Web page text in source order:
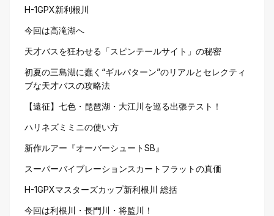
H-1GPX新利根川
今回は高滝湖へ
天才バスを狂わせる「スピンテールサイト」の秘密
初夏の三島湖に蠢く“ギルパターン”のリアルとセレクティ
ブな天才バスの攻略法
【遠征】七色・琵琶湖・大江川を巡る出張テスト！
ハリネズミミニの使い方
新作ルアー『オーバーシュートSB』
スーパーバイブレーションスカートフラットの真価
H-1GPXマスターズカップ新利根川 総括
今回は利根川・長門川・将監川！